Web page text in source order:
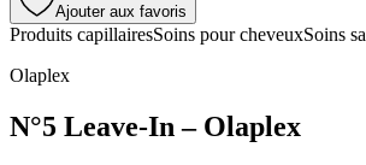
Ajouter aux favoris
Produits capillairesSoins pour cheveuxSoins
Olaplex
N°5 Leave-In – Olaplex